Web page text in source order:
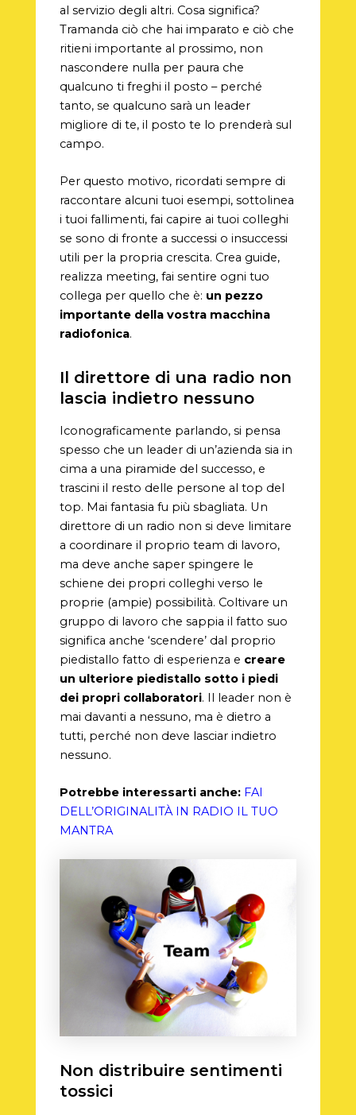
al servizio degli altri. Cosa significa?
Tramanda ciò che hai imparato e ciò che
ritieni importante al prossimo, non
nascondere nulla per paura che
qualcuno ti freghi il posto – perché
tanto, se qualcuno sarà un leader
migliore di te, il posto te lo prenderà sul
campo.
Per questo motivo, ricordati sempre di
raccontare alcuni tuoi esempi, sottolinea
i tuoi fallimenti, fai capire ai tuoi colleghi
se sono di fronte a successi o insuccessi
utili per la propria crescita. Crea guide,
realizza meeting, fai sentire ogni tuo
collega per quello che è: un pezzo
importante della vostra macchina
radiofonica.
Il direttore di una radio non
lascia indietro nessuno
Iconograficamente parlando, si pensa
spesso che un leader di un’azienda sia in
cima a una piramide del successo, e
trascini il resto delle persone al top del
top. Mai fantasia fu più sbagliata. Un
direttore di un radio non si deve limitare
a coordinare il proprio team di lavoro,
ma deve anche saper spingere le
schiene dei propri colleghi verso le
proprie (ampie) possibilità. Coltivare un
gruppo di lavoro che sappia il fatto suo
significa anche ‘scendere’ dal proprio
piedistallo fatto di esperienza e creare
un ulteriore piedistallo sotto i piedi
dei propri collaboratori. Il leader non è
mai davanti a nessuno, ma è dietro a
tutti, perché non deve lasciar indietro
nessuno.
Potrebbe interessarti anche: FAI
DELL’ORIGINALITÀ IN RADIO IL TUO
MANTRA
Non distribuire sentimenti
tossici